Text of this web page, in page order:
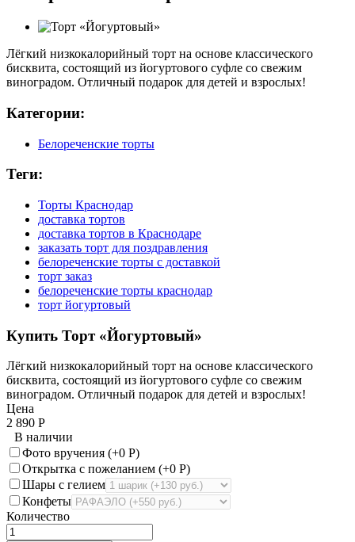
Лёгкий низкокалорийный торт на основе классического
бисквита, состоящий из йогуртового суфле со свежим
виноградом. Отличный подарок для детей и взрослых!
Категории:
Белореченские торты
Теги:
Торты Краснодар
доставка тортов
доставка тортов в Краснодаре
заказать торт для поздравления
белореченские торты с доставкой
торт заказ
белореченские торты краснодар
торт йогуртовый
Купить Торт «Йогуртовый»
Лёгкий низкокалорийный торт на основе классического
бисквита, состоящий из йогуртового суфле со свежим
виноградом. Отличный подарок для детей и взрослых!
Цена
2 890 Р
В наличии
Фото вручения (+0 Р)
Открытка с пожеланием (+0 Р)
Шары с гелием
Конфеты
Количество